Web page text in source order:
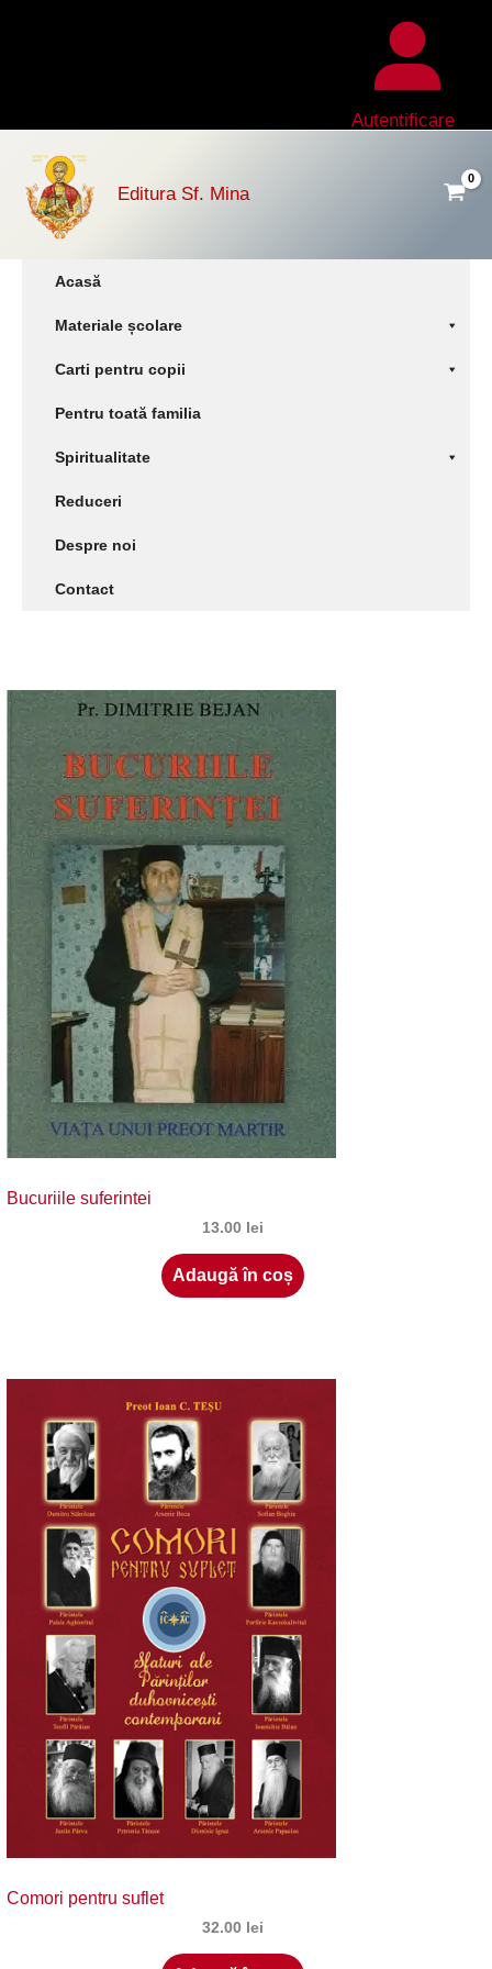
Autentificare
Editura Sf. Mina
Acasă
Materiale școlare
Carti pentru copii
Pentru toată familia
Spiritualitate
Reduceri
Despre noi
Contact
Bucuriile suferintei
13.00 lei
Adaugă în coș
Comori pentru suflet
32.00 lei